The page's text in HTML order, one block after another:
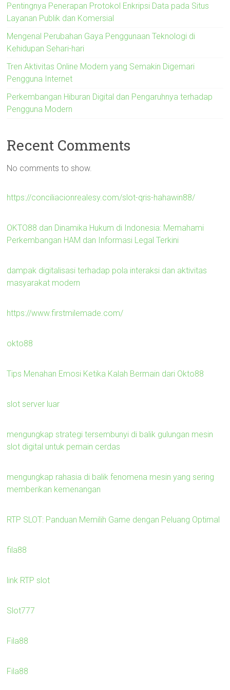
Pentingnya Penerapan Protokol Enkripsi Data pada Situs
Layanan Publik dan Komersial
Mengenal Perubahan Gaya Penggunaan Teknologi di
Kehidupan Sehari-hari
Tren Aktivitas Online Modern yang Semakin Digemari
Pengguna Internet
Perkembangan Hiburan Digital dan Pengaruhnya terhadap
Pengguna Modern
Recent Comments
No comments to show.
https://conciliacionrealesy.com/slot-qris-hahawin88/
OKTO88 dan Dinamika Hukum di Indonesia: Memahami
Perkembangan HAM dan Informasi Legal Terkini
dampak digitalisasi terhadap pola interaksi dan aktivitas
masyarakat modern
https://www.firstmilemade.com/
okto88
Tips Menahan Emosi Ketika Kalah Bermain dari Okto88
slot server luar
mengungkap strategi tersembunyi di balik gulungan mesin
slot digital untuk pemain cerdas
mengungkap rahasia di balik fenomena mesin yang sering
memberikan kemenangan
RTP SLOT: Panduan Memilih Game dengan Peluang Optimal
fila88
link RTP slot
Slot777
Fila88
Fila88